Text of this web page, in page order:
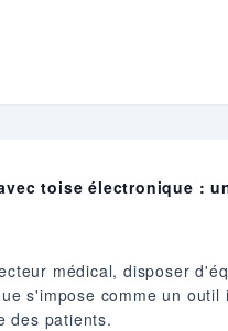
toise électronique :
médical, disposer
s'impose comme un
des patients.